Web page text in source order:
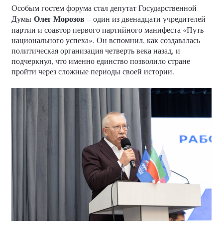
Особым гостем форума стал депутат Государственной
Думы Олег Морозов – один из двенадцати учредителей
партии и соавтор первого партийного манифеста «Путь
национального успеха». Он вспомнил, как создавалась
политическая организация четверть века назад, и
подчеркнул, что именно единство позволило стране
пройти через сложные периоды своей истории.